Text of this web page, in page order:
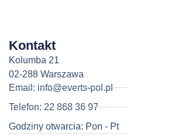
Kontakt
Kolumba 21
02-288 Warszawa
Email: info@everts-pol.pl
Telefon: 22 868 36 97
Godziny otwarcia: Pon - Pt